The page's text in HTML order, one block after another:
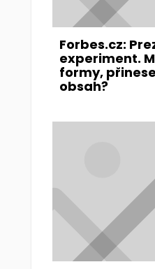
Forbes.cz:
experiment.
formy,
obsah?